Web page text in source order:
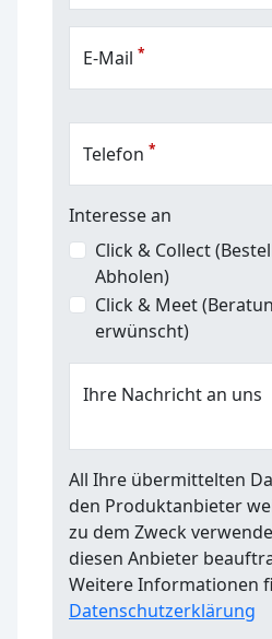
E-Mail *
Telefon *
Interesse an
Click & Collect
Abholen)
Click & Meet
erwünscht)
Ihre Nachricht an uns
All Ihre übermittelten
den Produktanbieter
zu dem Zweck
diesen Anbieter
Weitere Informationen
Datenschutzerklärung